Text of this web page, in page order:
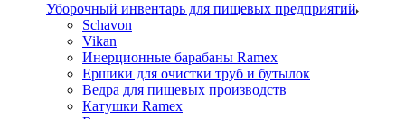
Уборочный инвентарь для пищевых предприятий
Schavon
Vikan
Инерционные барабаны Ramex
Ершики для очистки труб и бутылок
Ведра для пищевых производств
Катушки Ramex